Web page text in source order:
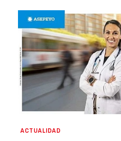
ACTUALIDAD